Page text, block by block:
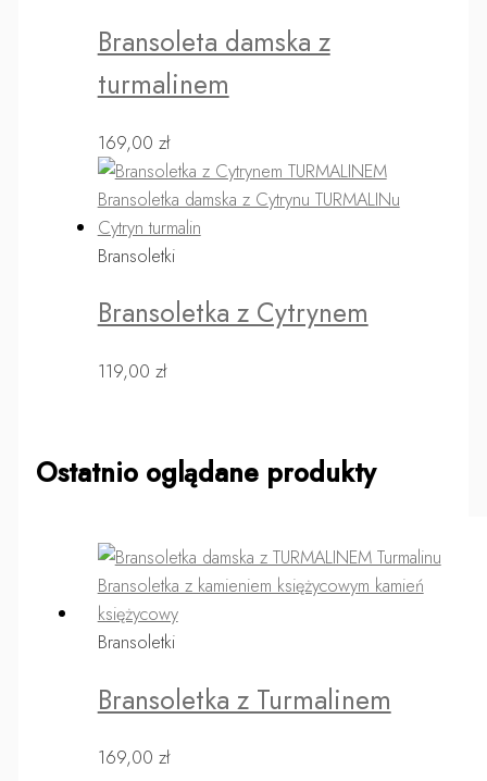
Bransoleta damska z
turmalinem
169,00 zł
Bransoletki
Bransoletka z Cytrynem
119,00 zł
Ostatnio oglądane produkty
Bransoletki
Bransoletka z Turmalinem
169,00 zł